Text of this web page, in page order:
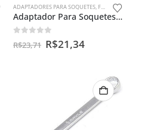
ADAPTADORES PARA SOQUETES, FERRAMENTAS MANUAIS
Adaptador Para Soquetes Entra 1/2 Sai 3/8 Macho Em Aço Cr-v
out of 5
R$23,71 R$21,34